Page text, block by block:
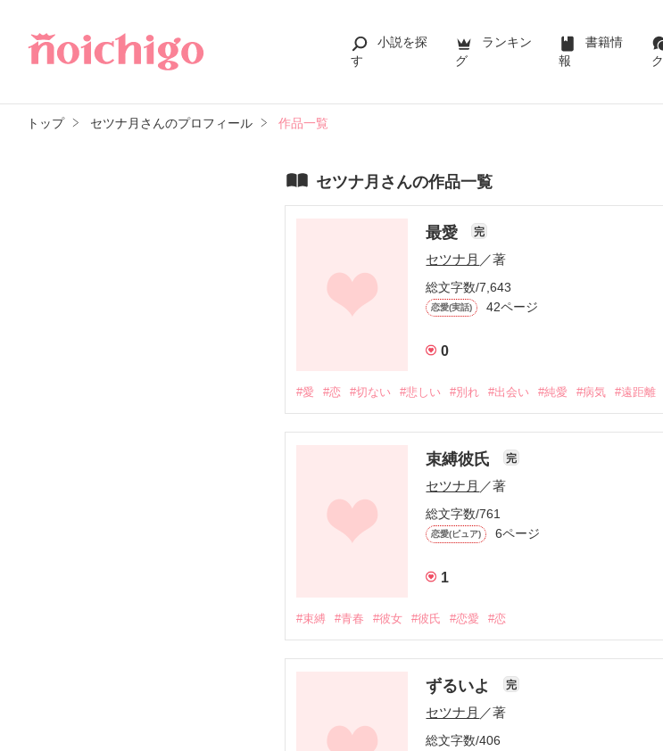
小説を探
す
ランキン
グ
書籍情
報
ク
トップ セツナ月さんのプロフィール 作品一覧
セツナ月さんの作品一覧
最愛 完
セツナ月 ／著
総文字数/7,643
恋愛(実話) 42ページ
0
#愛 #恋 #切ない #悲しい #別れ #出会い #純愛 #病気 #遠距離
束縛彼氏 完
セツナ月 ／著
総文字数/761
恋愛(ピュア) 6ページ
1
#束縛 #青春 #彼女 #彼氏 #恋愛 #恋
ずるいよ 完
セツナ月 ／著
総文字数/406